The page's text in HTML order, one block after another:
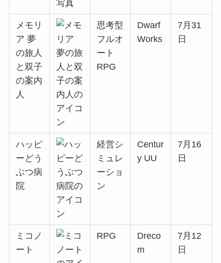
メモリ
ア 夢
の旅人
と双子
の案内
人
思考型
フルオ
ート
RPG
Dwarf
Works
7月31
日
ハッピ
ーどう
ぶつ病
院
経営シ
ミュレ
ーショ
ン
Centur
y UU
7月16
日
ミコノ
ート
RPG
Dreco
m
7月12
日